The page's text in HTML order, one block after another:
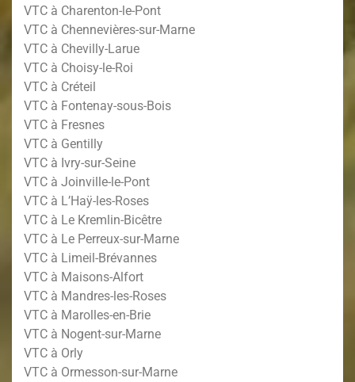
VTC à Charenton-le-Pont
VTC à Chennevières-sur-Marne
VTC à Chevilly-Larue
VTC à Choisy-le-Roi
VTC à Créteil
VTC à Fontenay-sous-Bois
VTC à Fresnes
VTC à Gentilly
VTC à Ivry-sur-Seine
VTC à Joinville-le-Pont
VTC à L’Haÿ-les-Roses
VTC à Le Kremlin-Bicêtre
VTC à Le Perreux-sur-Marne
VTC à Limeil-Brévannes
VTC à Maisons-Alfort
VTC à Mandres-les-Roses
VTC à Marolles-en-Brie
VTC à Nogent-sur-Marne
VTC à Orly
VTC à Ormesson-sur-Marne